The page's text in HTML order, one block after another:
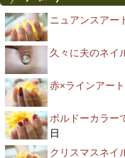
ニュアンスアー
久々に夫のネイ
赤×ラインアー
ボルドーカラー
日
クリスマスネイ